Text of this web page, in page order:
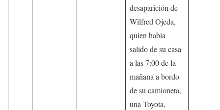
desaparición de
Wilfred Ojeda,
quien había
salido de su casa
a las 7:00 de la
mañana a bordo
de su camioneta,
una Toyota,